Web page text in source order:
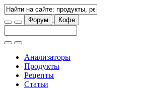
Форум Кофе
Анализаторы
Продукты
Рецепты
Статьи